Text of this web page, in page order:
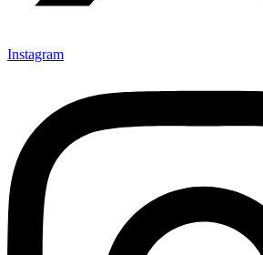
Instagram